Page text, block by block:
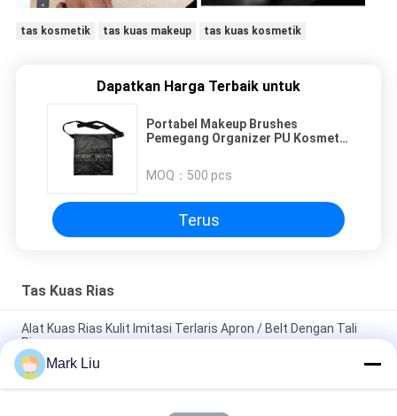
tas kosmetik tas kuas makeup tas kuas kosmetik
Dapatkan Harga Terbaik untuk
Portabel Makeup Brushes
Pemegang Organizer PU Kosmetik
Penyimpanan Kecantikan Dengan
Artis Sabuk Tali
MOQ： 500 pcs
Terus
Tas Kuas Rias
Alat Kuas Rias Kulit Imitasi Terlaris Apron / Belt Dengan Tali
Ringan
PU Pensil Kasus Pouch Gelombang Stripe Zipper Penutupan
Travel Tas Kosmetik Makeup Lucu Pena Alat Tulis
Mark Liu